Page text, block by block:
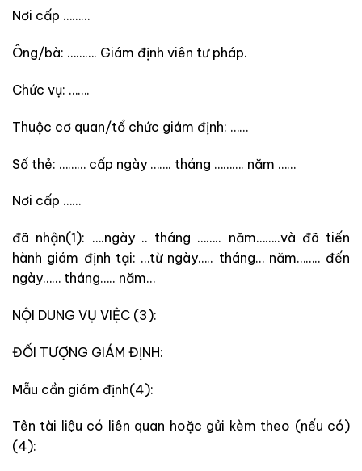
Nơi cấp ………
Ông/bà: ………. Giám định viên tư pháp.
Chức vụ: …….
Thuộc cơ quan/tổ chức giám định: ……
Số thẻ: ……… cấp ngày ……. tháng ………. năm ……
Nơi cấp ……
đã nhận(1): ….ngày .. tháng …….. năm……..và đã tiến
hành giám định tại: …từ ngày….. tháng… năm…….. đến
ngày…… tháng….. năm…
NỘI DUNG VỤ VIỆC (3):
ĐỐI TƯỢNG GIÁM ĐỊNH:
Mẫu cần giám định(4):
Tên tài liệu có liên quan hoặc gửi kèm theo (nếu có)
(4):